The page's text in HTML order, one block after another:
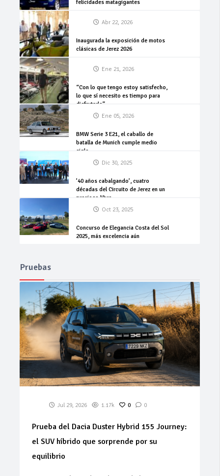
felicidades matagigantes
Abr 22, 2026
Inaugurada la exposición de motos
clásicas de Jerez 2026
Ene 21, 2026
“Con lo que tengo estoy satisfecho,
lo que sí necesito es tiempo para
disfrutarlo”
Ene 05, 2026
BMW Serie 3 E21, el caballo de
batalla de Munich cumple medio
siglo
Dic 30, 2025
’40 años cabalgando’, cuatro
décadas del Circuito de Jerez en un
precioso libro
Oct 23, 2025
Concurso de Elegancia Costa del Sol
2025, más excelencia aún
Pruebas
Jul 29, 2026 1.17k 0 0
Prueba del Dacia Duster Hybrid 155 Journey:
el SUV híbrido que sorprende por su
equilibrio